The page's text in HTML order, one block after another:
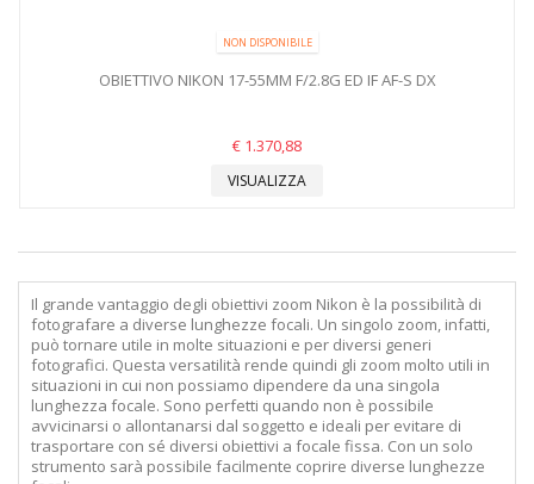
NON DISPONIBILE
OBIETTIVO NIKON 17-55MM F/2.8G ED IF AF-S DX
€ 1.370,88
VISUALIZZA
Il grande vantaggio degli obiettivi zoom Nikon è la possibilità di
fotografare a diverse lunghezze focali. Un singolo zoom, infatti,
può tornare utile in molte situazioni e per diversi generi
fotografici. Questa versatilità rende quindi gli zoom molto utili in
situazioni in cui non possiamo dipendere da una singola
lunghezza focale. Sono perfetti quando non è possibile
avvicinarsi o allontanarsi dal soggetto e ideali per evitare di
trasportare con sé diversi obiettivi a focale fissa. Con un solo
strumento sarà possibile facilmente coprire diverse lunghezze